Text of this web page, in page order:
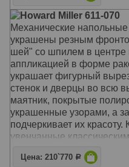
Howard Miller 611-070
Механические
украшены резным
шей" со шпилем в центре
аппликацией в форме
украшает фигурный
стенок и дверцы во всю
маятник, покрытые
украшенные узорами, а
подчеркивает их
увенчанные
Корпус: Виндзорская
Цена: 210`770 Р